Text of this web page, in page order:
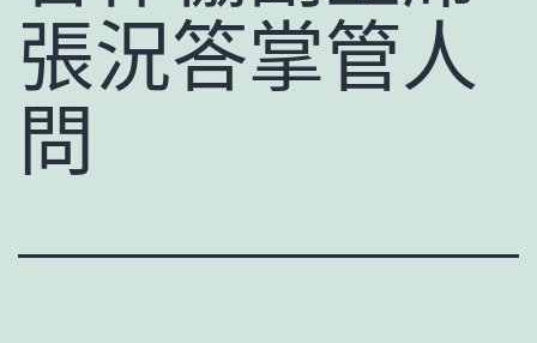
張況答掌管人
問